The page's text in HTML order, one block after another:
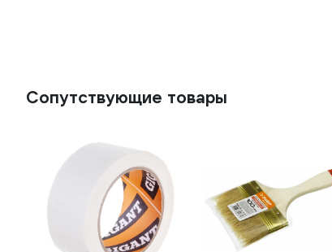
Сопутствующие товары